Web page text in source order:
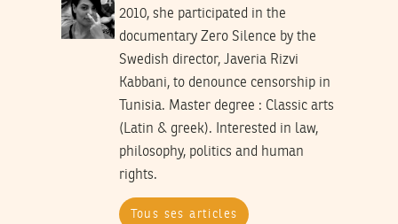
2010, she participated in the
documentary Zero Silence by the
Swedish director, Javeria Rizvi
Kabbani, to denounce censorship in
Tunisia. Master degree : Classic arts
(Latin & greek). Interested in law,
philosophy, politics and human
rights.
Tous ses articles